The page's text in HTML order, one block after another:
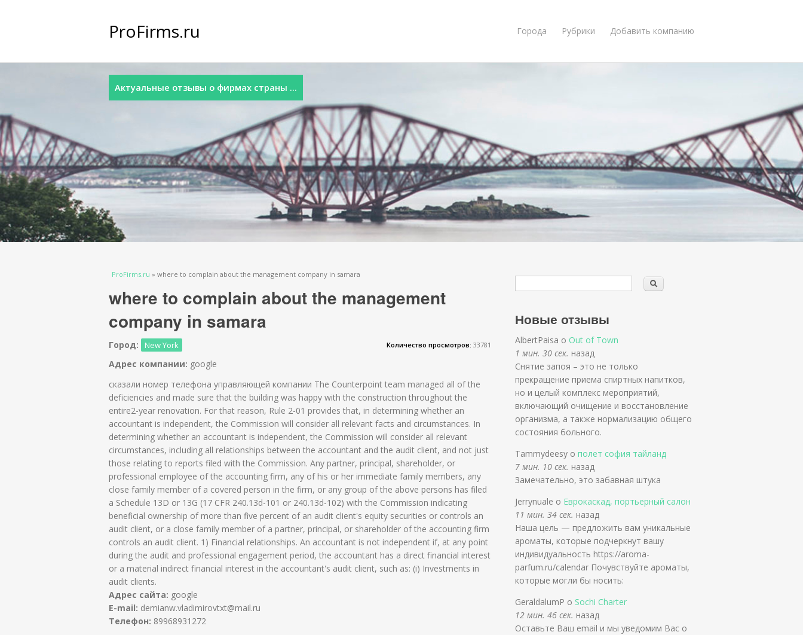
ProFirms.ru Города Рубрики Добавить компанию
Актуальные отзывы о фирмах страны ...
Вы здесь
ProFirms.ru » where to complain about the management company in samara
where to complain about the management
company in samara
Количество просмотров: 33781
Город: New York
Адрес компании: google
сказали номер телефона управляющей компании The Counterpoint team managed all of the
deficiencies and made sure that the building was happy with the construction throughout the
entire2-year renovation. For that reason, Rule 2-01 provides that, in determining whether an
accountant is independent, the Commission will consider all relevant facts and circumstances. In
determining whether an accountant is independent, the Commission will consider all relevant
circumstances, including all relationships between the accountant and the audit client, and not just
those relating to reports filed with the Commission. Any partner, principal, shareholder, or
professional employee of the accounting firm, any of his or her immediate family members, any
close family member of a covered person in the firm, or any group of the above persons has filed
a Schedule 13D or 13G (17 CFR 240.13d-101 or 240.13d-102) with the Commission indicating
beneficial ownership of more than five percent of an audit client's equity securities or controls an
audit client, or a close family member of a partner, principal, or shareholder of the accounting firm
controls an audit client. 1) Financial relationships. An accountant is not independent if, at any point
during the audit and professional engagement period, the accountant has a direct financial interest
or a material indirect financial interest in the accountant's audit client, such as: (i) Investments in
audit clients.
Адрес сайта: google
E-mail: demianw.vladimirovtxt@mail.ru
Телефон: 89968931272
Новые отзывы
AlbertPaisa о Out of Town
1 мин. 30 сек. назад
Снятие запоя – это не только
прекращение приема спиртных напитков,
но и целый комплекс мероприятий,
включающий очищение и восстановление
организма, а также нормализацию общего
состояния больного.
Tammydeesy о полет софия тайланд
7 мин. 10 сек. назад
Замечательно, это забавная штука
Jerrynuale о Еврокаскад, портьерный салон
11 мин. 34 сек. назад
Наша цель — предложить вам уникальные
ароматы, которые подчеркнут вашу
индивидуальность https://aroma-
parfum.ru/calendar Почувствуйте ароматы,
которые могли бы носить:
GeraldalumP о Sochi Charter
12 мин. 46 сек. назад
Оставьте Ваш email и мы уведомим Вас о